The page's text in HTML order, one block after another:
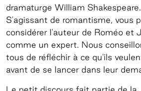
dramaturge William Shakespeare.
S'agissant de romantisme, vous
considérer l'auteur de Roméo et
comme un expert. Nous
tous de réfléchir à ce qu'ils
avant de se lancer dans leur
Le petit discours fait partie de la